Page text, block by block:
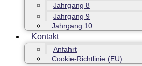
Jahrgang 8
Jahrgang 9
Jahrgang 10
Kontakt
Anfahrt
Cookie-Richtlinie (EU)